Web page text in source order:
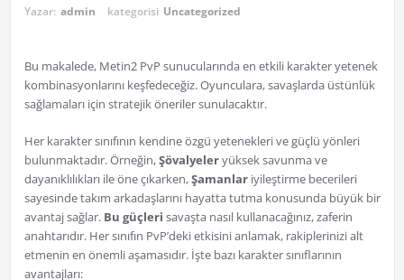
Yazar: admin kategorisi Uncategorized
Bu makalede, Metin2 PvP sunucularında en etkili karakter yetenek
kombinasyonlarını keşfedeceğiz. Oyunculara, savaşlarda üstünlük
sağlamaları için stratejik öneriler sunulacaktır.
Her karakter sınıfının kendine özgü yetenekleri ve güçlü yönleri
bulunmaktadır. Örneğin,Şövalyeleryüksek savunma ve
dayanıklılıkları ile öne çıkarken,Şamanlariyileştirme becerileri
sayesinde takım arkadaşlarını hayatta tutma konusunda büyük bir
avantaj sağlar. Bu güçleri savaşta nasıl kullanacağınız, zaferin
anahtarıdır. Her sınıfın PvP’deki etkisini anlamak, rakiplerinizi alt
etmenin en önemli aşamasıdır. İşte bazı karakter sınıflarının
avantajları: